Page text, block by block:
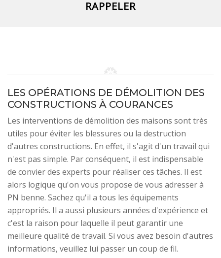
LES OPÉRATIONS DE DÉMOLITION DES
CONSTRUCTIONS À COURANCES
Les interventions de démolition des maisons sont très
utiles pour éviter les blessures ou la destruction
d'autres constructions. En effet, il s'agit d'un travail qui
n'est pas simple. Par conséquent, il est indispensable
de convier des experts pour réaliser ces tâches. Il est
alors logique qu'on vous propose de vous adresser à
PN benne. Sachez qu'il a tous les équipements
appropriés. Il a aussi plusieurs années d'expérience et
c'est la raison pour laquelle il peut garantir une
meilleure qualité de travail. Si vous avez besoin d'autres
informations, veuillez lui passer un coup de fil.